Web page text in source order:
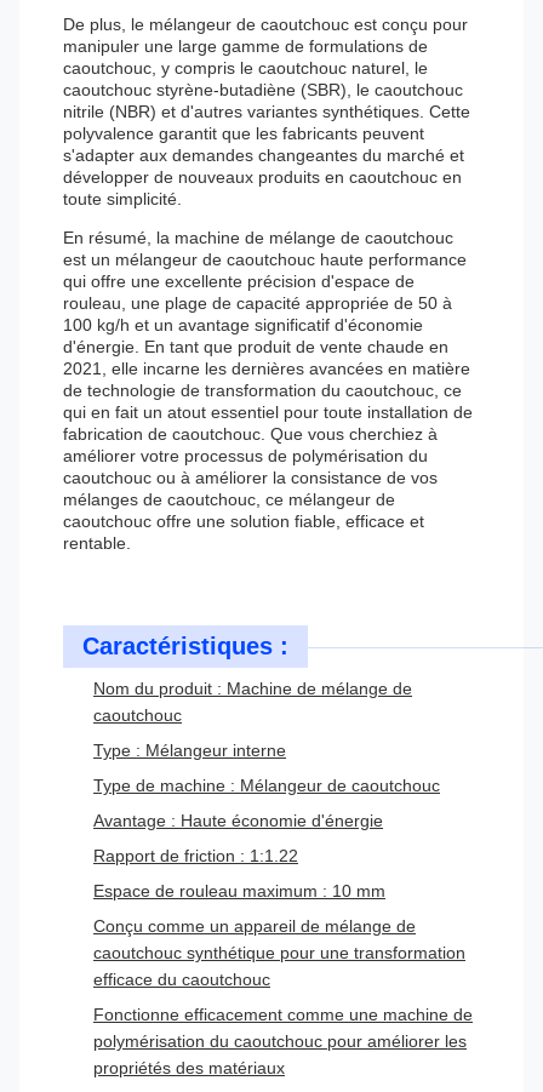
De plus, le mélangeur de caoutchouc est conçu pour
manipuler une large gamme de formulations de
caoutchouc, y compris le caoutchouc naturel, le
caoutchouc styrène-butadiène (SBR), le caoutchouc
nitrile (NBR) et d'autres variantes synthétiques. Cette
polyvalence garantit que les fabricants peuvent
s'adapter aux demandes changeantes du marché et
développer de nouveaux produits en caoutchouc en
toute simplicité.
En résumé, la machine de mélange de caoutchouc
est un mélangeur de caoutchouc haute performance
qui offre une excellente précision d'espace de
rouleau, une plage de capacité appropriée de 50 à
100 kg/h et un avantage significatif d'économie
d'énergie. En tant que produit de vente chaude en
2021, elle incarne les dernières avancées en matière
de technologie de transformation du caoutchouc, ce
qui en fait un atout essentiel pour toute installation de
fabrication de caoutchouc. Que vous cherchiez à
améliorer votre processus de polymérisation du
caoutchouc ou à améliorer la consistance de vos
mélanges de caoutchouc, ce mélangeur de
caoutchouc offre une solution fiable, efficace et
rentable.
Caractéristiques :
Nom du produit : Machine de mélange de
caoutchouc
Type : Mélangeur interne
Type de machine : Mélangeur de caoutchouc
Avantage : Haute économie d'énergie
Rapport de friction : 1:1.22
Espace de rouleau maximum : 10 mm
Conçu comme un appareil de mélange de
caoutchouc synthétique pour une transformation
efficace du caoutchouc
Fonctionne efficacement comme une machine de
polymérisation du caoutchouc pour améliorer les
propriétés des matériaux